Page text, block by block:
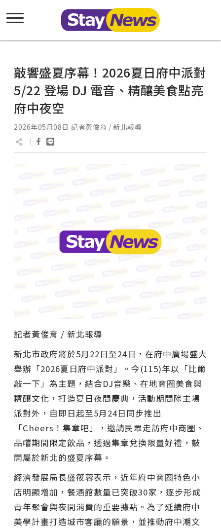
敲響盛夏序幕！2026夏日府中派對
5/22 登場 DJ 電音、精釀美食點亮
府中夜空
2026年05月08日 記者黃俊育 / 新北報導
記者黃俊育 / 新北報導
新北市政府將於5月22日至24日，在府中廣場盛大
舉辦「2026夏日府中派對」。今(115)年以「比爾
敲一下」為主題，結合DJ音樂、在地商圈美食與
精釀文化，打造夏日夜間慶典，活動期間除主場
派對外，自即日起至5月24日同步推出
「Cheers！集章吧」，邀請民眾走訪府中商圈、
品嚐期間限定飲品，透過集章兌換限量好禮，敲
開屬於新北的盛夏序幕。
經濟發展局長盛筱蓉表示，近年府中商圈特色小
店明顯增加，餐酒館數量已突破30家，逐步形成
青年聚會與夜間消費的重要據點。為了延續府中
美學計畫打造城市客廳的願景，並推動府中潮文